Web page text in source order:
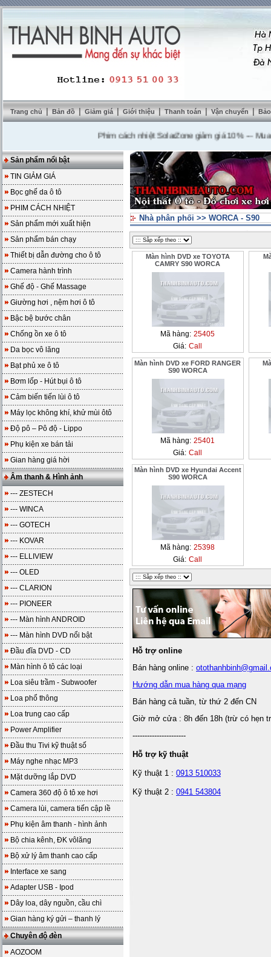
Trang chủ | Bản đồ | Giảm giá | Giới thiệu | Thanh toán | Vận chuyển |
Phim cách nhiệt SolarZone giảm giá 10%---Mua
Sản phẩm nổi bật
TIN GIẢM GIÁ
Bọc ghế da ô tô
PHIM CÁCH NHIỆT
Sản phẩm mới xuất hiện
Sản phẩm bán chạy
Thiết bị dẫn đường cho ô tô
Camera hành trình
Ghế độ - Ghế Massage
Giường hơi , nệm hơi ô tô
Bậc bệ bước chân
Chống ồn xe ô tô
Da bọc vô lăng
Bạt phủ xe ô tô
Bơm lốp - Hút bụi ô tô
Cảm biến tiến lùi ô tô
Máy lọc không khí, khử mùi ôtô
Độ pô – Pô độ - Lippo
Phụ kiện xe bán tải
Gian hàng giá hời
Âm thanh & Hình ảnh
--- ZESTECH
--- WINCA
--- GOTECH
--- KOVAR
--- ELLIVIEW
--- OLED
--- CLARION
--- PIONEER
--- Màn hình ANDROID
--- Màn hình DVD nổi bật
Đầu đĩa DVD - CD
Màn hình ô tô các loại
Loa siêu trầm - Subwoofer
Loa phổ thông
Loa trung cao cấp
Power Amplifier
Đầu thu Tivi kỹ thuật số
Máy nghe nhạc MP3
Mặt dưỡng lắp DVD
Camera 360 độ ô tô xe hơi
Camera lùi, camera tiến cập lề
Phụ kiện âm thanh - hình ảnh
Bộ chia kênh, ĐK vôlăng
Bộ xử lý âm thanh cao cấp
Interface xe sang
Adapter USB - Ipod
Dây loa, dây nguồn, cầu chì
Gian hàng ký gửi – thanh lý
Chuyên độ đèn
AOZOOM
Nhà phân phối >> WORCA - S90
Màn hình DVD xe TOYOTA
CAMRY S90 WORCA
Mã hàng: 25405
Giá: Call
Màn hình DVD xe FORD RANGER
S90 WORCA
Mã hàng: 25401
Giá: Call
Màn hình DVD xe Hyundai Accent
S90 WORCA
Mã hàng: 25398
Giá: Call
Hỗ trợ online
Bán hàng online :
Hướng dẫn mua hàng qua mạng
Bán hàng cả tuần, từ thứ 2 đến CN
Giờ mở cửa : 8h đến 18h (trừ có hẹn
----------------------
Hỗ trợ kỹ thuật
Kỹ thuật 1 : 0913 510033
Kỹ thuật 2 : 0941 543804